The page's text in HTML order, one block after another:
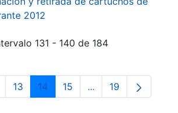
2012
131 - 140 de 184
intermedias Use pestaña para
Páxina
13 Páxina
14 Páxina
15 ...PáxinasPáxina
19